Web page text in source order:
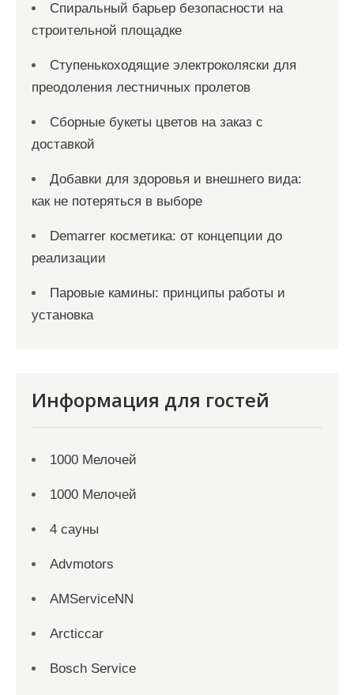
Спиральный барьер безопасности на
строительной площадке
Ступенькоходящие электроколяски для
преодоления лестничных пролетов
Сборные букеты цветов на заказ с
доставкой
Добавки для здоровья и внешнего вида:
как не потеряться в выборе
Demarrer косметика: от концепции до
реализации
Паровые камины: принципы работы и
установка
Информация для гостей
1000 Мелочей
1000 Мелочей
4 сауны
Advmotors
AMServiceNN
Arcticcar
Bosch Service